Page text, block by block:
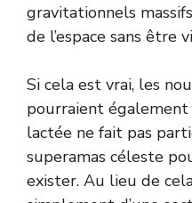
gravitationnels
de l’espace sans être
Si cela est vrai, les
pourraient
lactée ne fait pas
superamas céleste
exister. Au lieu de